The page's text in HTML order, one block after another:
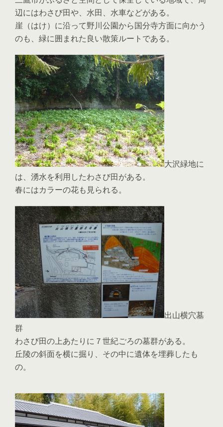
辺にはわさび田や、水田、水車などがある。
崖（はけ）に沿って野川公園から国分寺方面に向かう
のも、緑に囲まれた良い散策ルートである。
大沢緑地に
は、湧水を利用したわさび田がある。
春にはカラーの花も見られる。
出山横穴墓
群
わさび田の上あたりに７世紀ごろの墓群がある。
丘陵の斜面を横に掘り、その中に遺体を埋葬したも
の。